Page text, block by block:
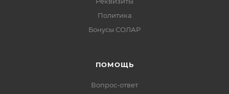
Политика
Бонусы СОЛАР
ПОМОЩЬ
Вопрос-ответ